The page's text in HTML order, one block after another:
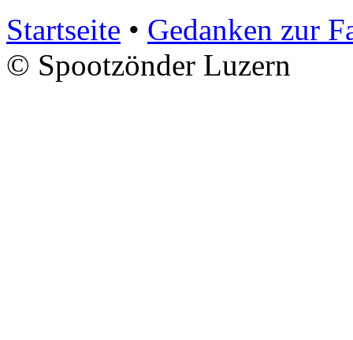
Startseite • Gedanken zur
© Spootzönder Luzern